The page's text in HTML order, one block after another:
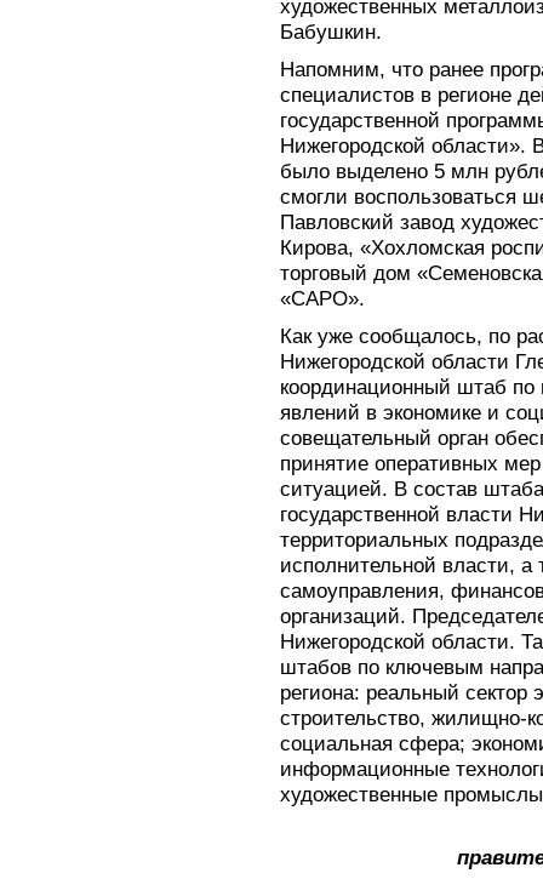
художественных
Бабушкин.
Напомним, что ранее
специалистов в регионе
государственной
Нижегородской области».
было выделено 5 млн
смогли воспользоваться
Павловский завод
Кирова, «Хохломская
торговый дом
«САРО».
Как уже сообщалось, по
Нижегородской области
координационный штаб
явлений в экономике и
совещательный орган
принятие оперативных
ситуацией. В состав
государственной власти
территориальных
исполнительной власти, а
самоуправления,
организаций.
Нижегородской области.
штабов по ключевым
региона: реальный сектор
строительство, жилищно-
социальная сфера;
информационные
художественные